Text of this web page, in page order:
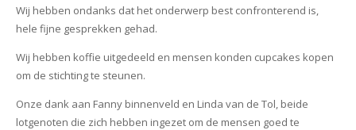
Wij hebben ondanks dat het onderwerp best confronterend is,
hele fijne gesprekken gehad.
Wij hebben koffie uitgedeeld en mensen konden cupcakes kopen
om de stichting te steunen.
Onze dank aan Fanny binnenveld en Linda van de Tol, beide
lotgenoten die zich hebben ingezet om de mensen goed te